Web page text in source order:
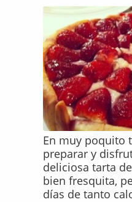
En muy poquito
preparar y
deliciosa tarta
bien fresquita,
días de tanto